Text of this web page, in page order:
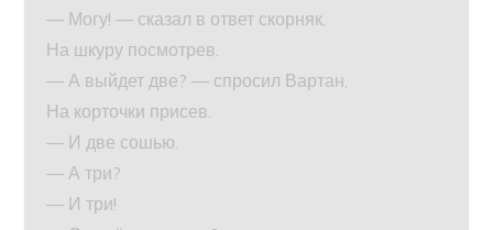
— Могу! — сказал в ответ скорняк,
На шкуру посмотрев.
— А выйдет две? — спросил Вартан,
На корточки присев.
— И две сошью.
— А три?
— И три!